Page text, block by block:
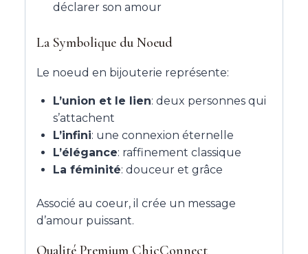
déclarer son amour
La Symbolique du Noeud
Le noeud en bijouterie représente:
L’union et le lien: deux personnes qui
s’attachent
L’infini: une connexion éternelle
L’élégance: raffinement classique
La féminité: douceur et grâce
Associé au coeur, il crée un message
d’amour puissant.